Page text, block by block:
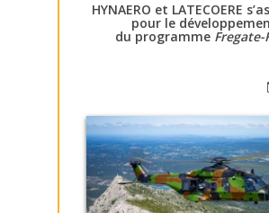
HYNAERO et LATECOERE
pour le
du programme Fregate-